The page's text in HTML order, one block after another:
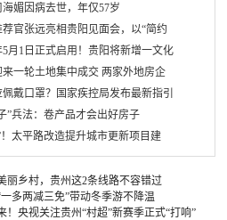
媚因病去世，年仅57岁
官张远亮相贵阳见面会，以“简约
5月1日正式启用！贵阳将新增一文化
一轮土地集中成交 两家外地房企
戴口罩？国家疾控局发布最新指引
”兵法：卷产品才会出好房子
！太平路改造提升城市更新项目建
丽乡村，贵州这2条线路不容错过
多两减三免”带动冬季游不降温
！央视关注贵州“村超”新赛季正式“打响”